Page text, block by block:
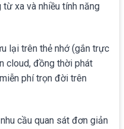
xa và nhiều tính năng
lại trên thẻ nhớ (gắn trực
cloud, đồng thời phát
phí trọn đời trên
cầu quan sát đơn giản